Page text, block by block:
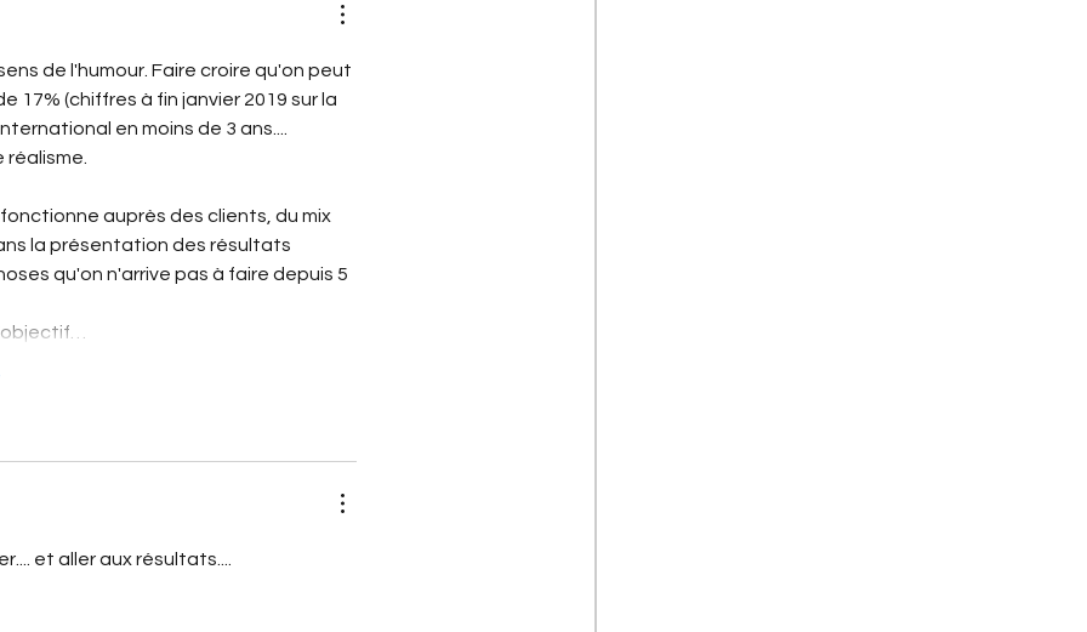
de l'humour. Faire croire qu'on peut
17% (chiffres à fin janvier 2019 sur la
en moins de 3 ans....
auprès des clients, du mix
la présentation des résultats
qu'on n'arrive pas à faire depuis 5
et aller aux résultats....